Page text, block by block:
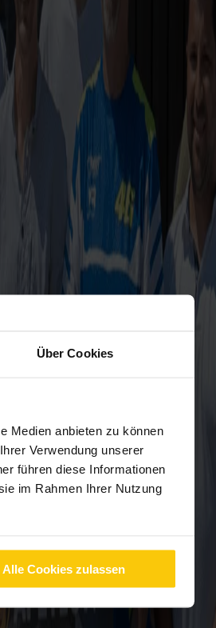
Über Cookies
Medien anbieten zu können
Verwendung unserer
führen diese Informationen
im Rahmen Ihrer Nutzung
Alle Cookies zulassen